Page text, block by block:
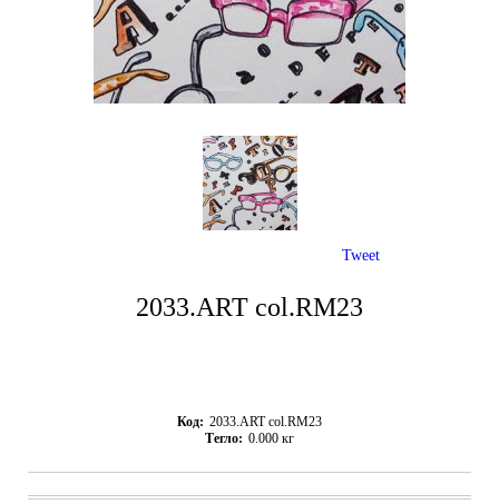
2033.ART col.RM23
Код: 2033.ART col.RM23
Тегло: 0.000 кг
Tweet